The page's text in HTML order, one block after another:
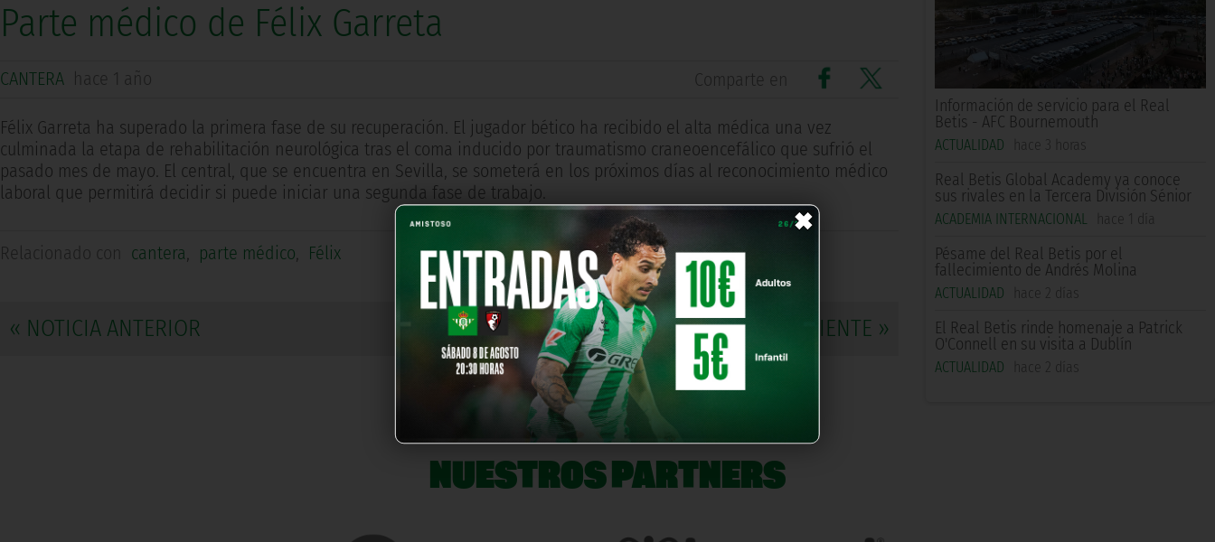
×
Información de servicio para el Real
Betis - AFC Bournemouth
ACTUALIDAD hace 3 horas
Real Betis Global Academy ya conoce
sus rivales en la Tercera División Sénior
ACADEMIA INTERNACIONAL hace 1 día
Pésame del Real Betis por el
fallecimiento de Andrés Molina
ACTUALIDAD hace 2 días
El Real Betis rinde homenaje a Patrick
O'Connell en su visita a Dublín
ACTUALIDAD hace 2 días
Parte médico de Félix Garreta
CANTERA hace 1 año Comparte en
Félix Garreta ha superado la primera fase de su recuperación. El jugador bético ha recibido el alta médica una vez
culminada la etapa de rehabilitación neurológica tras el coma inducido por traumatismo craneoencefálico que sufrió el
pasado mes de mayo. El central, que se encuentra en Sevilla, se someterá en los próximos días al reconocimiento médico
laboral que permitirá decidir si puede iniciar una segunda fase de trabajo.
Relacionado con cantera, parte médico, Félix
« NOTICIA ANTERIOR NOTICIA SIGUIENTE »
NUESTROS PARTNERS